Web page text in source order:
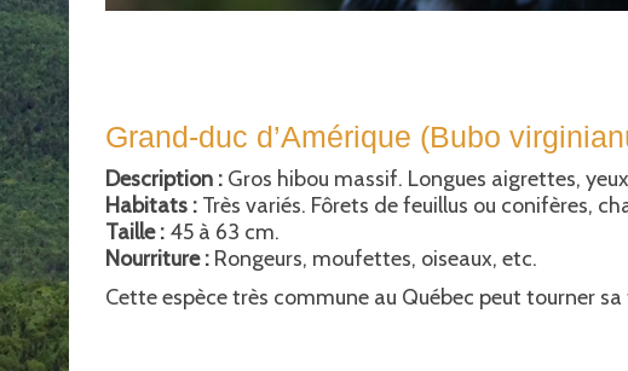
Grand-duc d’Amérique (Bubo
Description : Gros hibou massif. Longues aigrettes,
Habitats : Très variés. Fôrets de feuillus ou conifères,
Taille : 45 à 63 cm.
Nourriture : Rongeurs, moufettes, oiseaux, etc.
Cette espèce très commune au Québec peut tourner sa